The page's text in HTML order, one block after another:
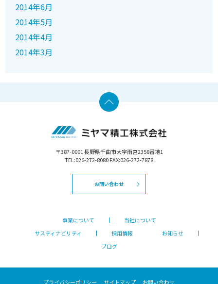
2014年6月
2014年5月
2014年4月
2014年3月
〒387-0001 長野県千曲市大字雨宮2358番地1
TEL:026-272-8080 FAX:026-272-7878
お問い合わせ
事業について
当社について
サスティナビリティ
採用情報
お知らせ
ブログ
プライバシーポリシー サイトマップ お問い合わせ